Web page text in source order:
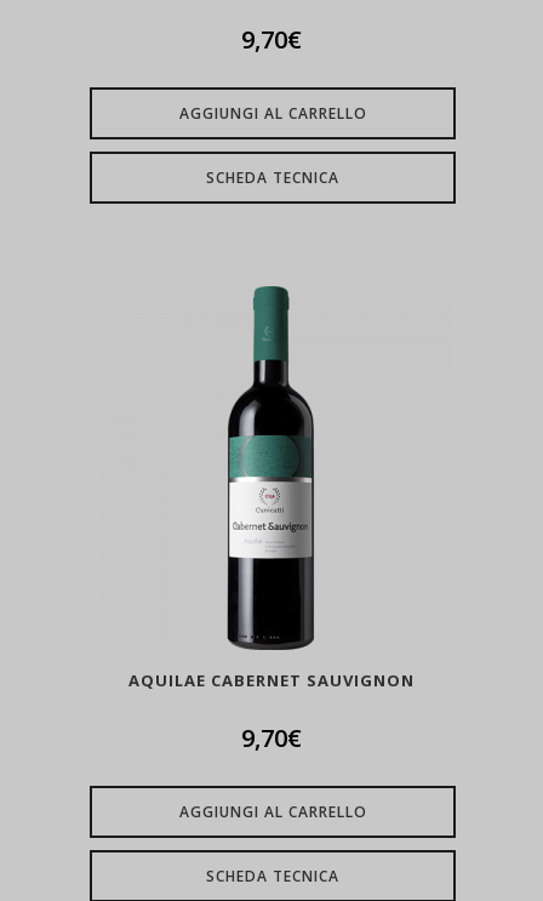
9,70€
AGGIUNGI AL CARRELLO
SCHEDA TECNICA
AQUILAE CABERNET SAUVIGNON
9,70€
AGGIUNGI AL CARRELLO
SCHEDA TECNICA